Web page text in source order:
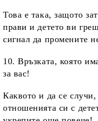
Това е така, защото
прави и детето ви
сигнал да промените
10. Връзката, която
за вас!
Каквото и да се
отношенията си с